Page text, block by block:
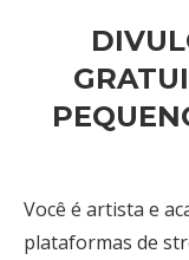
Você é artista e
plataformas de